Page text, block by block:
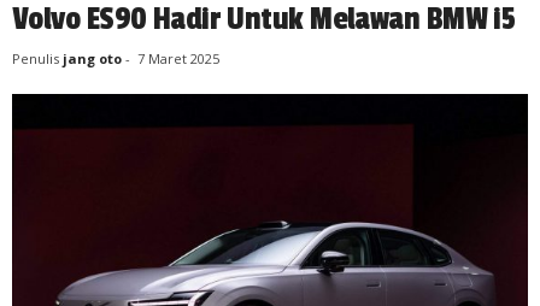
Volvo ES90 Hadir Untuk Melawan BMW i5
Penulis jang oto - 7 Maret 2025